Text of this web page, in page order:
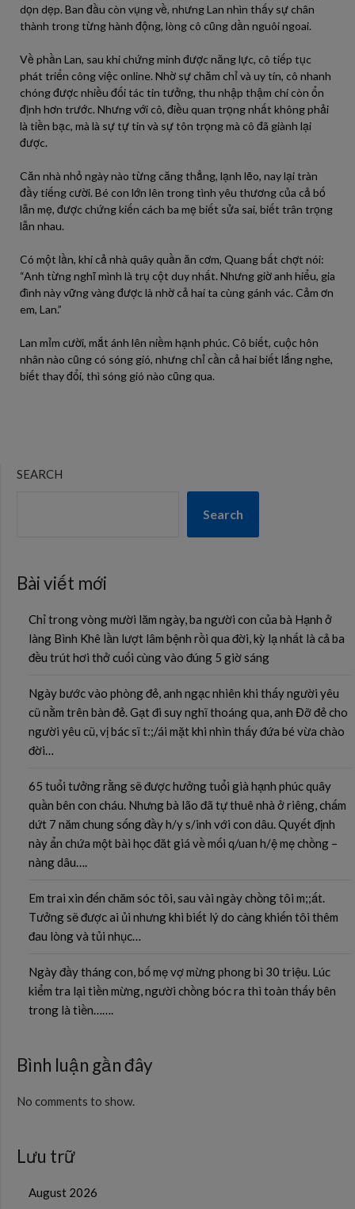
dọn dẹp. Ban đầu còn vụng về, nhưng Lan nhìn thấy sự chân
thành trong từng hành động, lòng cô cũng dần nguôi ngoai.
Về phần Lan, sau khi chứng minh được năng lực, cô tiếp tục
phát triển công việc online. Nhờ sự chăm chỉ và uy tín, cô nhanh
chóng được nhiều đối tác tin tưởng, thu nhập thậm chí còn ổn
định hơn trước. Nhưng với cô, điều quan trọng nhất không phải
là tiền bạc, mà là sự tự tin và sự tôn trọng mà cô đã giành lại
được.
Căn nhà nhỏ ngày nào từng căng thẳng, lạnh lẽo, nay lại tràn
đầy tiếng cười. Bé con lớn lên trong tình yêu thương của cả bố
lẫn mẹ, được chứng kiến cách ba mẹ biết sửa sai, biết trân trọng
lẫn nhau.
Có một lần, khi cả nhà quây quần ăn cơm, Quang bất chợt nói:
“Anh từng nghĩ mình là trụ cột duy nhất. Nhưng giờ anh hiểu, gia
đình này vững vàng được là nhờ cả hai ta cùng gánh vác. Cảm ơn
em, Lan.”
Lan mỉm cười, mắt ánh lên niềm hạnh phúc. Cô biết, cuộc hôn
nhân nào cũng có sóng gió, nhưng chỉ cần cả hai biết lắng nghe,
biết thay đổi, thì sóng gió nào cũng qua.
SEARCH
Search
Bài viết mới
Chỉ trong vòng mười lăm ngày, ba người con của bà Hạnh ở
làng Bình Khê lần lượt lâm bệnh rồi qua đời, kỳ lạ nhất là cả ba
đều trút hơi thở cuối cùng vào đúng 5 giờ sáng
Ngày bước vào phòng đẻ, anh ngạc nhiên khi thấy người yêu
cũ nằm trên bàn đẻ. Gạt đi suy nghĩ thoáng qua, anh Đỡ đẻ cho
người yêu cũ, vị bác sĩ t:;/ái mặt khi nhìn thấy đứa bé vừa chào
đời…
65 tuổi tưởng rằng sẽ được hưởng tuổi già hạnh phúc quây
quần bên con cháu. Nhưng bà lão đã tự thuê nhà ở riêng, chấm
dứt 7 năm chung sống đầy h/y s/inh với con dâu. Quyết định
này ẩn chứa một bài học đăt giá về mối q/uan h/ệ mẹ chồng –
nàng dâu….
Em trai xin đến chăm sóc tôi, sau vài ngày chồng tôi m;;ất.
Tưởng sẽ được ai ủi nhưng khi biết lý do càng khiến tôi thêm
đau lòng và tủi nhục…
Ngày đầy tháng con, bố mẹ vợ mừng phong bì 30 triệu. Lúc
kiểm tra lại tiền mừng, người chồng bóc ra thì toàn thấy bên
trong là tiền…….
Bình luận gần đây
No comments to show.
Lưu trữ
August 2026